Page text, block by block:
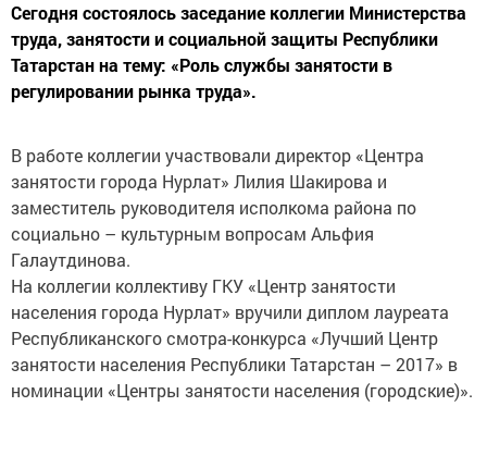
Сегодня состоялось заседание коллегии Министерства
труда, занятости и социальной защиты Республики
Татарстан на тему: «Роль службы занятости в
регулировании рынка труда».
В работе коллегии участвовали директор «Центра
занятости города Нурлат» Лилия Шакирова и
заместитель руководителя исполкома района по
социально – культурным вопросам Альфия
Галаутдинова.
На коллегии коллективу ГКУ «Центр занятости
населения города Нурлат» вручили диплом лауреата
Республиканского смотра-конкурса «Лучший Центр
занятости населения Республики Татарстан – 2017» в
номинации «Центры занятости населения (городские)».